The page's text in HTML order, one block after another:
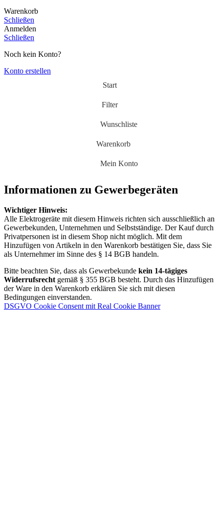
Warenkorb
Schließen
Anmelden
Schließen
Noch kein Konto?
Konto erstellen
Start
Filter
Wunschliste
Warenkorb
Mein Konto
Informationen zu Gewerbegeräten
Wichtiger Hinweis:
Alle Elektrogeräte mit diesem Hinweis richten sich ausschließlich an
Gewerbekunden, Unternehmen und Selbstständige. Der Kauf durch
Privatpersonen ist in diesem Shop nicht möglich. Mit dem
Hinzufügen von Artikeln in den Warenkorb bestätigen Sie, dass Sie
als Unternehmer im Sinne des § 14 BGB handeln.
Bitte beachten Sie, dass als Gewerbekunde kein 14-tägiges
Widerrufsrechtgemäß § 355 BGB besteht. Durch das Hinzufügen
der Ware in den Warenkorb erklären Sie sich mit diesen
Bedingungen einverstanden.
DSGVO Cookie Consent mit Real Cookie Banner